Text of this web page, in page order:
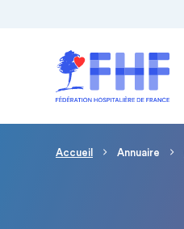
Fil d'Ariane
Accueil Annuaire